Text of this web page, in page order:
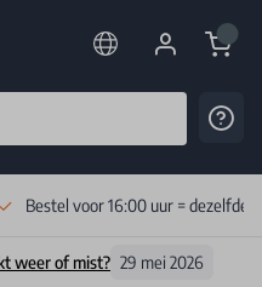
Cart
Bestel voor 16:00 uur = dezelfde
weer of mist? 29 mei 2026